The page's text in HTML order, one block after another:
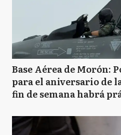
Base Aérea de Morón:
para el aniversario de
fin de semana habrá